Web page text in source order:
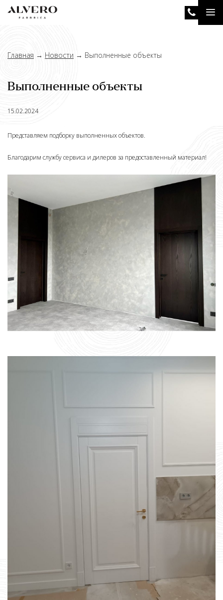
Перейти
Главная → Новости → Выполненные объекты
Выполненные объекты
15.02.2024
Представляем подборку выполненных объектов.
Благодарим службу сервиса и дилеров за предоставленный материал!